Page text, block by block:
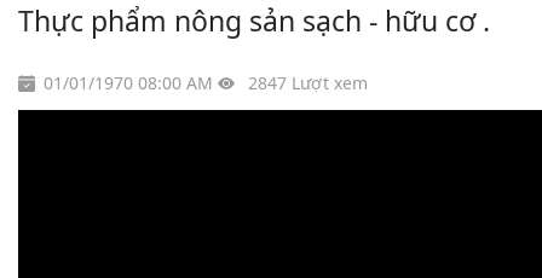
Thực phẩm nông sản sạch - hữu cơ .
01/01/1970 08:00 AM 2847 Lượt xem